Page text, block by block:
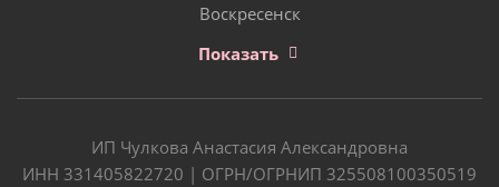
Воскресенск
Показать
ИП Чулкова Анастасия Александровна
ИНН 331405822720 | ОГРН/ОГРНИП 325508100350519